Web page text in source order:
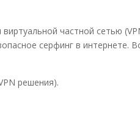
частной сетью
серфинг в интернете.
решения).